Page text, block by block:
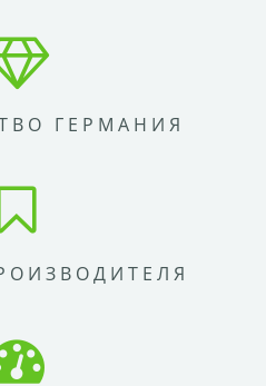
ГЕРМАНИЯ